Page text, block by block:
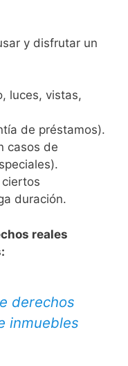
y disfrutar un
luces, vistas,
de préstamos).
casos de
duración.
reales
derechos
inmuebles